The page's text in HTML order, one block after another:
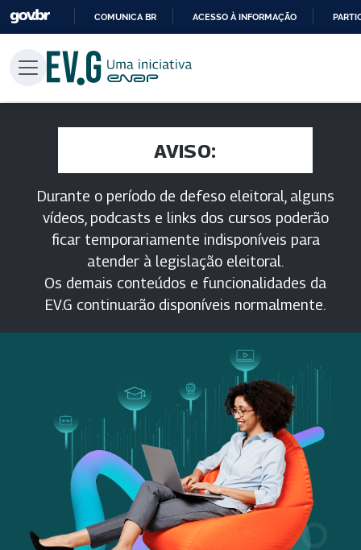
PARA
CONTEÚDO
COMUNICA BR ACESSO À INFORMAÇÃO
AVISO:
Durante o período de defeso eleitoral, alguns
vídeos, podcasts e links dos cursos poderão
ficar temporariamente indisponíveis para
atender à legislação eleitoral.
Os demais conteúdos e funcionalidades da
EV.G continuarão disponíveis normalmente.